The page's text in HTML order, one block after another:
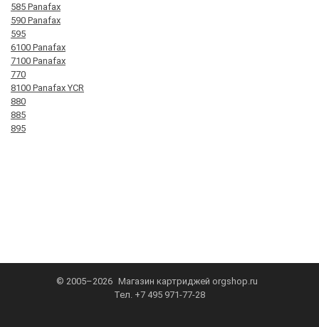
585 Panafax
590 Panafax
595
6100 Panafax
7100 Panafax
770
8100 Panafax YCR
880
885
895
© 2005–2026 Магазин картриджей orgshop.ru
Тел. +7 495 971-77-28